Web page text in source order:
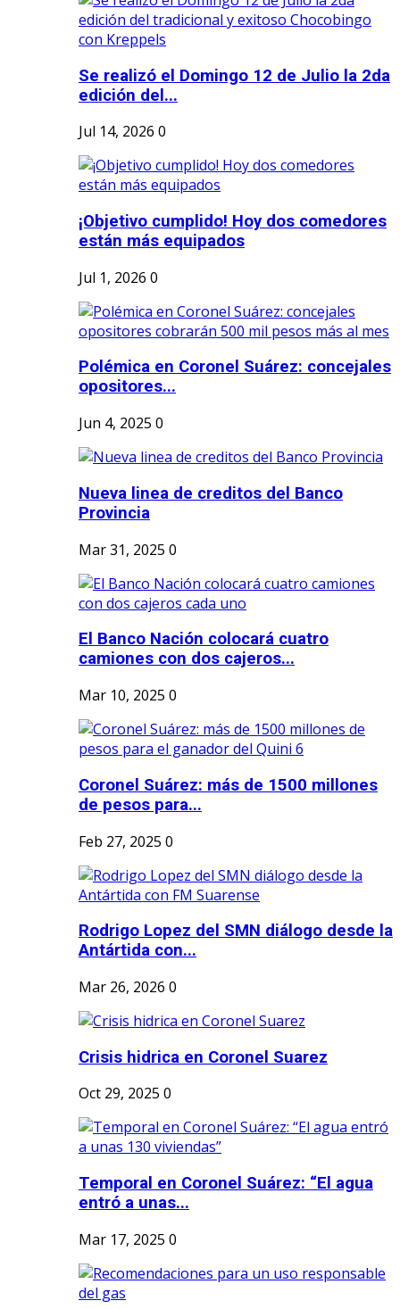
Se realizó el Domingo 12 de Julio la 2da
edición del...
Jul 14, 2026 0
¡Objetivo cumplido! Hoy dos comedores
están más equipados
Jul 1, 2026 0
Polémica en Coronel Suárez: concejales
opositores...
Jun 4, 2025 0
Nueva linea de creditos del Banco
Provincia
Mar 31, 2025 0
El Banco Nación colocará cuatro
camiones con dos cajeros...
Mar 10, 2025 0
Coronel Suárez: más de 1500 millones
de pesos para...
Feb 27, 2025 0
Rodrigo Lopez del SMN diálogo desde la
Antártida con...
Mar 26, 2026 0
Crisis hidrica en Coronel Suarez
Oct 29, 2025 0
Temporal en Coronel Suárez: “El agua
entró a unas...
Mar 17, 2025 0